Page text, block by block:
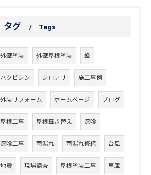
タグ Tags
外壁塗装 外壁屋根塗装 蜂
ハクビシン シロアリ 施工事例
外装リフォーム ホームページ ブログ
屋根工事 屋根葺き替え 漆喰
漆喰工事 雨漏れ 雨漏れ修繕 台風
地震 現場調査 屋根塗装工事 車庫